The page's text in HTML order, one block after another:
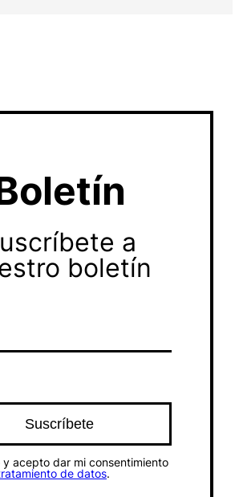
a
boletín
y acepto dar mi consentimiento
de datos.